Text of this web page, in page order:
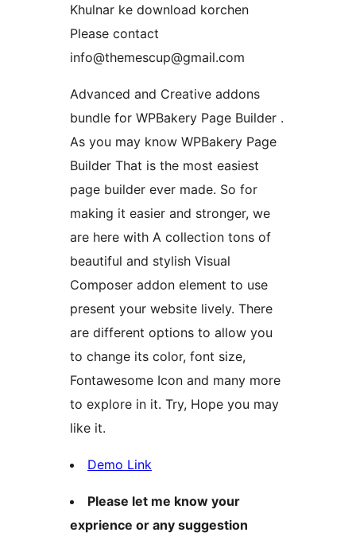
Khulnar ke download korchen
Please contact
info@themescup@gmail.com
Advanced and Creative addons
bundle for WPBakery Page Builder .
As you may know WPBakery Page
Builder That is the most easiest
page builder ever made. So for
making it easier and stronger, we
are here with A collection tons of
beautiful and stylish Visual
Composer addon element to use
present your website lively. There
are different options to allow you
to change its color, font size,
Fontawesome Icon and many more
to explore in it. Try, Hope you may
like it.
Demo Link
Please let me know your
exprience or any suggestion